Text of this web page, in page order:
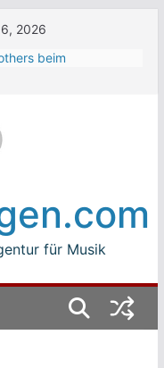
2026
beim
2026
den jazz open
Piazza Roma 2026
bei den KSK Music
2026
für Musik